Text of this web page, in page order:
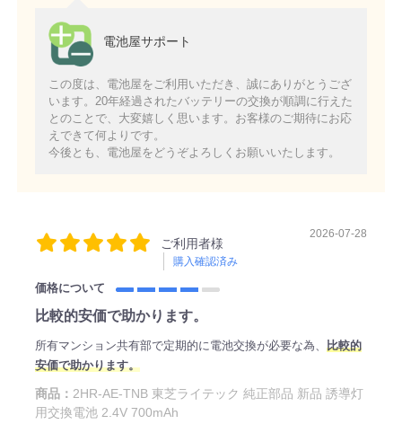
電池屋サポート
この度は、電池屋をご利用いただき、誠にありがとうござ
います。20年経過されたバッテリーの交換が順調に行えた
とのことで、大変嬉しく思います。お客様のご期待にお応
えできて何よりです。
今後とも、電池屋をどうぞよろしくお願いいたします。
ご利用者様
購入確認済み
2026-07-28
価格について
比較的安価で助かります。
所有マンション共有部で定期的に電池交換が必要な為、 比較的
安価で助かります。
商品： 2HR-AE-TNB 東芝ライテック 純正部品 新品 誘導灯
用交換電池 2.4V 700mAh